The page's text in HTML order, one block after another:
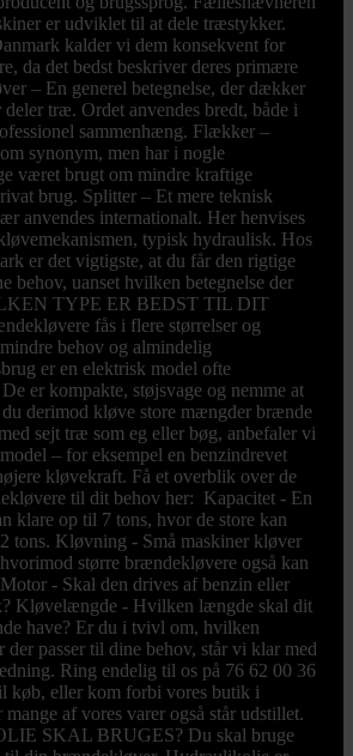
er udviklet til at dele træstykker.
kalder vi dem konsekvent for
da det bedst beskriver deres primære
– En generel betegnelse, der dækker
deler træ. Ordet anvendes bredt, både i
sammenhæng. Flækker –
synonym, men har i nogle
været brugt om mindre kraftige
brug. Splitter – Et mere teknisk
anvendes internationalt. Her henvises
typisk hydraulisk. Hos
er det vigtigste, at du får den rigtige
behov, uanset hvilken betegnelse der
TYPE ER BEDST TIL DIT
fås i flere størrelser og
behov og almindelig
er en elektrisk model ofte
er kompakte, støjsvage og nemme at
du derimod kløve store mængder brænde
sejt træ som eg eller bøg, anbefaler vi
– for eksempel en benzindrevet
kløvekraft. Få et overblik over de
til dit behov her: Kapacitet - En
klare op til 7 tons, hvor de store kan
tons. Kløvning - Små maskiner kløver
større brændekløvere også kan
- Skal den drives af benzin eller
Kløvelængde - Hvilken længde skal dit
have? Er du i tvivl om, hvilken
passer til dine behov, står vi klar med
Ring endelig til os på 76 62 00 36
køb, eller kom forbi vores butik i
af vores varer også står udstillet.
SKAL BRUGES? Du skal bruge